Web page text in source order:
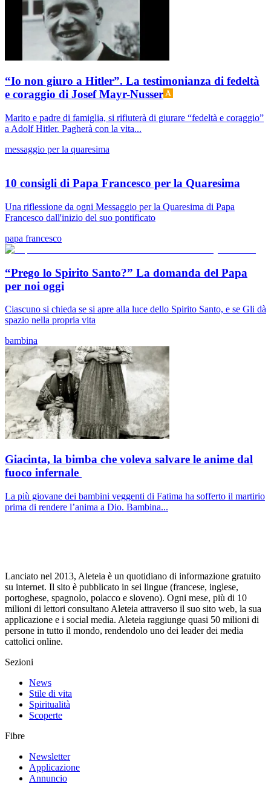
“Io non giuro a Hitler”. La testimonianza di fedeltà
e coraggio di Josef Mayr-Nusser
Marito e padre di famiglia, si rifiuterà di giurare “fedeltà e coraggio”
a Adolf Hitler. Pagherà con la vita...
messaggio per la quaresima
10 consigli di Papa Francesco per la Quaresima
Una riflessione da ogni Messaggio per la Quaresima di Papa
Francesco dall'inizio del suo pontificato
papa francesco
“Prego lo Spirito Santo?” La domanda del Papa
per noi oggi
Ciascuno si chieda se si apre alla luce dello Spirito Santo, e se Gli dà
spazio nella propria vita
bambina
Giacinta, la bimba che voleva salvare le anime dal
fuoco infernale
La più giovane dei bambini veggenti di Fatima ha sofferto il martirio
prima di rendere l’anima a Dio. Bambina...
Lanciato nel 2013, Aleteia è un quotidiano di informazione gratuito
su internet. Il sito è pubblicato in sei lingue (francese, inglese,
portoghese, spagnolo, polacco e sloveno). Ogni mese, più di 10
milioni di lettori consultano Aleteia attraverso il suo sito web, la sua
applicazione e i social media. Aleteia raggiunge quasi 50 milioni di
persone in tutto il mondo, rendendolo uno dei leader dei media
cattolici online.
Sezioni
News
Stile di vita
Spiritualità
Scoperte
Fibre
Newsletter
Applicazione
Annuncio